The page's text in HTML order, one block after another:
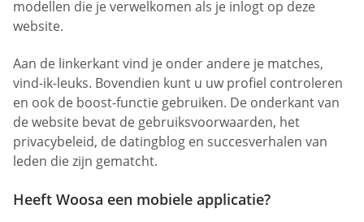
modellen die je verwelkomen als je inlogt op deze
website.
Aan de linkerkant vind je onder andere je matches,
vind-ik-leuks. Bovendien kunt u uw profiel controleren
en ook de boost-functie gebruiken. De onderkant van
de website bevat de gebruiksvoorwaarden, het
privacybeleid, de datingblog en succesverhalen van
leden die zijn gematcht.
Heeft Woosa een mobiele applicatie?